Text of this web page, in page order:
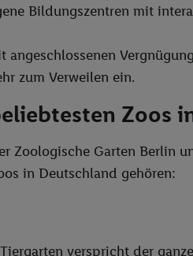
Bildungszentren mit
angeschlossenen
zum Verweilen ein.
Zoos
Zoologische Garten
in Deutschland gehören:
verspricht der